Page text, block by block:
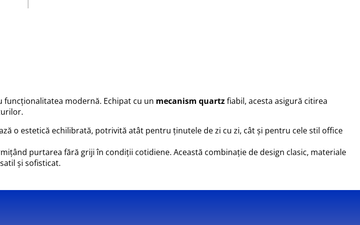
funcționalitatea modernă. Echipat cu un mecanism quartzfiabil, acesta asigură citirea
o estetică echilibrată, potrivită atât pentru ținutele de zi cu zi, cât și pentru cele stil office
purtarea fără griji în condiții cotidiene. Această combinație de design clasic, materiale
și sofisticat.